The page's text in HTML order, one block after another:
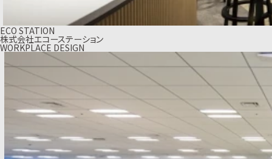
ECO STATION
株式会社エコーステーション
WORKPLACE DESIGN